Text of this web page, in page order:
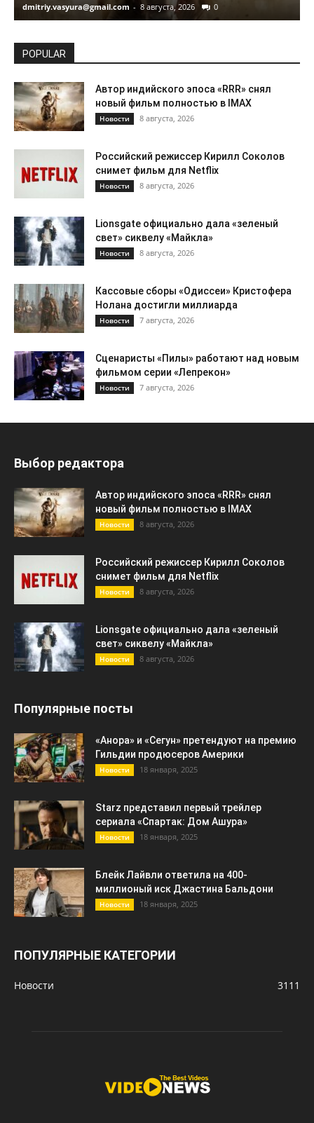
dmitriy.vasyura@gmail.com - 8 августа, 2026 0
POPULAR
Автор индийского эпоса «RRR» снял
новый фильм полностью в IMAX
Новости 8 августа, 2026
Российский режиссер Кирилл Соколов
снимет фильм для Netflix
Новости 8 августа, 2026
Lionsgate официально дала «зеленый
свет» сиквелу «Майкла»
Новости 8 августа, 2026
Кассовые сборы «Одиссеи» Кристофера
Нолана достигли миллиарда
Новости 7 августа, 2026
Сценаристы «Пилы» работают над новым
фильмом серии «Лепрекон»
Новости 7 августа, 2026
Выбор редактора
Автор индийского эпоса «RRR» снял
новый фильм полностью в IMAX
Новости 8 августа, 2026
Российский режиссер Кирилл Соколов
снимет фильм для Netflix
Новости 8 августа, 2026
Lionsgate официально дала «зеленый
свет» сиквелу «Майкла»
Новости 8 августа, 2026
Популярные посты
«Анора» и «Сегун» претендуют на премию
Гильдии продюсеров Америки
Новости 18 января, 2025
Starz представил первый трейлер
сериала «Спартак: Дом Ашура»
Новости 18 января, 2025
Блейк Лайвли ответила на 400-
миллионый иск Джастина Бальдони
Новости 18 января, 2025
ПОПУЛЯРНЫЕ КАТЕГОРИИ
Новости 3111